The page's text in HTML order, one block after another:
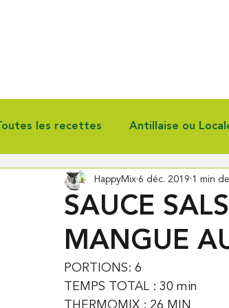
Toutes les recettes Antillaise ou
Gourmandise Pain & Viennoiserie
SAUCE
MANGUE
HappyMix 6 déc. 2019 1 min
PORTIONS: 6
TEMPS TOTAL : 30 min
THERMOMIX : 26 MIN